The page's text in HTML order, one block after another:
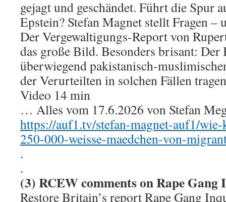
gejagt und geschändet. Führt die Spur
Epstein? Stefan Magnet stellt Fragen
Der Vergewaltigungs-Report von
das große Bild. Besonders brisant:
überwiegend pakistanisch-
der Verurteilten in solchen Fällen
Video 14 min
… Alles vom 17.6.2026 von Stefan
https://auf1.tv/stefan-magnet-auf1/wie-
250-000-weisse-maedchen-von-
.
.
(3) RCEW comments on Rape
Restore Britain’s report Rape Gang